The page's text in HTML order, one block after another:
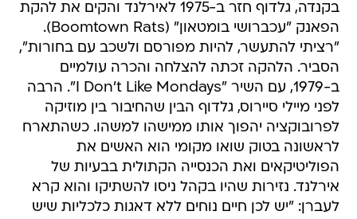
בקנדה, גלדוף חזר ב-1975 לאירלנד והקים את להקת
הפאנק "עכברושי בומטאון" (Boomtown Rats).
"רציתי להתעשר, להיות מפורסם ולשכב עם בחורות",
הסביר. הלהקה זכתה להצלחה והכרה עולמיים
ב-1979, עם השיר "I Don't Like Mondays". הרבה
לפני מיילי סיירוס, גלדוף הבין שהחיבור בין מוזיקה
לפרובוקציה יהפוך אותו ממישהו למשהו. כשהתארח
לראשונה בטוק שואו מקומי הוא האשים את
הפוליטיקאים ואת הכנסייה הקתולית בבעיות של
אירלנד. נזירות שהיו בקהל ניסו להשתיקו והוא קרא
לעברן: "יש לכן חיים נוחים ללא דאגות כלכליות שיש